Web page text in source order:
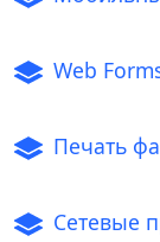
Web
Печать
Сетевые